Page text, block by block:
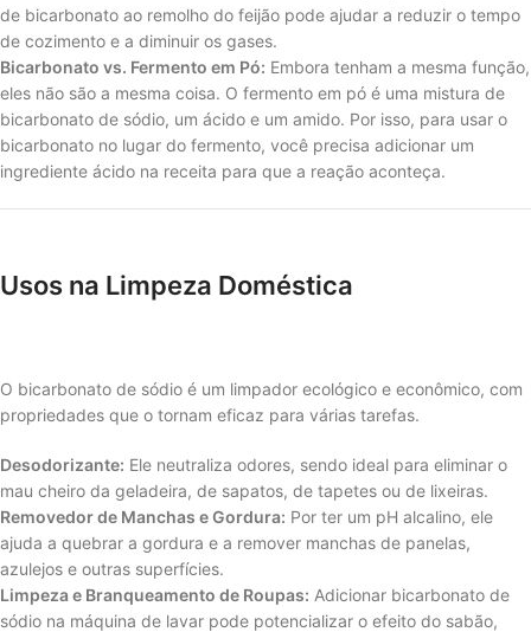
de bicarbonato ao remolho do feijão pode ajudar a reduzir o tempo
de cozimento e a diminuir os gases.
Bicarbonato vs. Fermento em Pó: Embora tenham a mesma função,
eles não são a mesma coisa. O fermento em pó é uma mistura de
bicarbonato de sódio, um ácido e um amido. Por isso, para usar o
bicarbonato no lugar do fermento, você precisa adicionar um
ingrediente ácido na receita para que a reação aconteça.
Usos na Limpeza Doméstica
O bicarbonato de sódio é um limpador ecológico e econômico, com
propriedades que o tornam eficaz para várias tarefas.
Desodorizante: Ele neutraliza odores, sendo ideal para eliminar o
mau cheiro da geladeira, de sapatos, de tapetes ou de lixeiras.
Removedor de Manchas e Gordura: Por ter um pH alcalino, ele
ajuda a quebrar a gordura e a remover manchas de panelas,
azulejos e outras superfícies.
Limpeza e Branqueamento de Roupas: Adicionar bicarbonato de
sódio na máquina de lavar pode potencializar o efeito do sabão,